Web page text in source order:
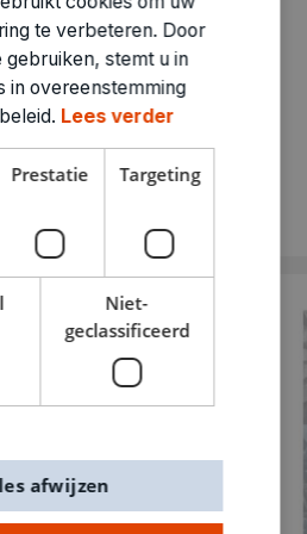
te verbeteren. Door
gebruiken, stemt u in
in overeenstemming
Lees verder
Prestatie Targeting
Niet-
geclassificeerd
afwijzen